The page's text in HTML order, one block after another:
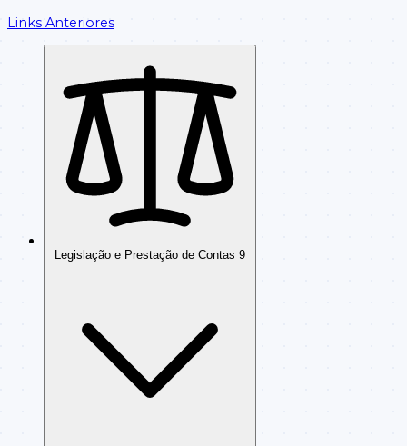
Links Anteriores
Legislação e Prestação de Contas 9